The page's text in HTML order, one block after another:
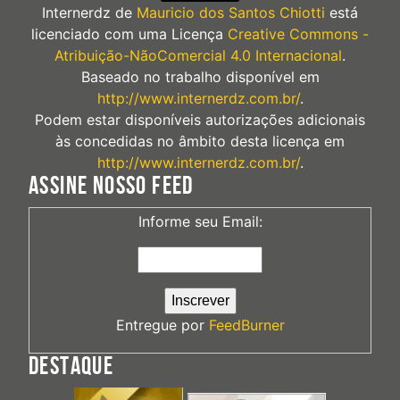
Internerdz de Mauricio dos Santos Chiotti está
licenciado com uma Licença Creative Commons -
Atribuição-NãoComercial 4.0 Internacional.
Baseado no trabalho disponível em
http://www.internerdz.com.br/.
Podem estar disponíveis autorizações adicionais
às concedidas no âmbito desta licença em
http://www.internerdz.com.br/.
ASSINE NOSSO FEED
Informe seu Email:
Entregue por FeedBurner
DESTAQUE